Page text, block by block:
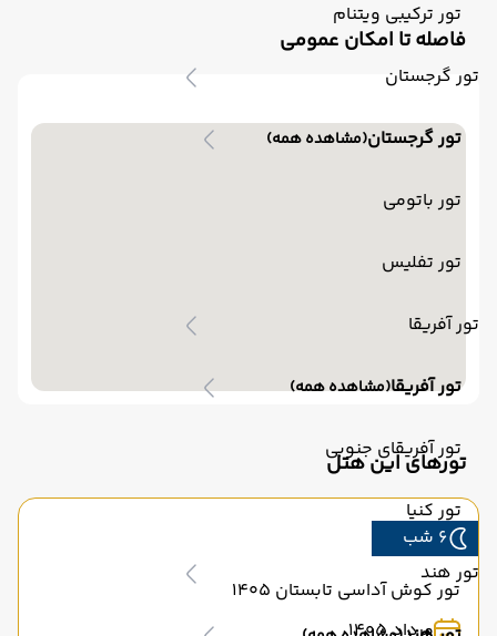
تور ترکیبی ویتنام
تور گرجستان
تور گرجستان(مشاهده همه)
تور باتومی
تور تفلیس
تور آفریقا
تور آفریقا(مشاهده همه)
تور آفریقای جنوبی
تور کنیا
تور هند
فاصله تا امکان عمومی
تورهای این هتل
6 شب
تور کوش آداسی تابستان 1405